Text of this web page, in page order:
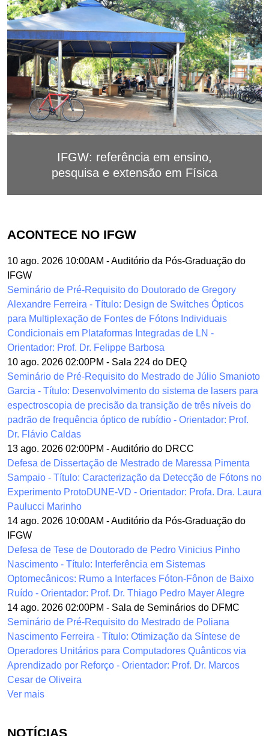
IFGW: referência em ensino,
pesquisa e extensão em Física
ACONTECE NO IFGW
10 ago. 2026 10:00AM -Auditório da Pós-Graduação do
IFGW
Seminário de Pré-Requisito do Doutorado de Gregory
Alexandre Ferreira - Título: Design de Switches Ópticos
para Multiplexação de Fontes de Fótons Individuais
Condicionais em Plataformas Integradas de LN -
Orientador: Prof. Dr. Felippe Barbosa
10 ago. 2026 02:00PM - Sala 224 do DEQ
Seminário de Pré-Requisito do Mestrado de Júlio Smanioto
Garcia - Título: Desenvolvimento do sistema de lasers para
espectroscopia de precisão da transição de três níveis do
padrão de frequência óptico de rubídio - Orientador: Prof.
Dr. Flávio Caldas
13 ago. 2026 02:00PM -Auditório do DRCC
Defesa de Dissertação de Mestrado de Maressa Pimenta
Sampaio - Título: Caracterização da Detecção de Fótons no
Experimento ProtoDUNE-VD - Orientador: Profa. Dra. Laura
Paulucci Marinho
14 ago. 2026 10:00AM -Auditório da Pós-Graduação do
IFGW
Defesa de Tese de Doutorado de Pedro Vinicius Pinho
Nascimento - Título: Interferência em Sistemas
Optomecânicos: Rumo a Interfaces Fóton-Fônon de Baixo
Ruído - Orientador: Prof. Dr. Thiago Pedro Mayer Alegre
14 ago. 2026 02:00PM - Sala de Seminários do DFMC
Seminário de Pré-Requisito do Mestrado de Poliana
Nascimento Ferreira - Título: Otimização da Síntese de
Operadores Unitários para Computadores Quânticos via
Aprendizado por Reforço - Orientador: Prof. Dr. Marcos
Cesar de Oliveira
Ver mais
NOTÍCIAS